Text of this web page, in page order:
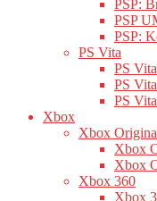
PSP:
PSP
PSP:
PS Vita
PS
PS
PS
Xbox
Xbox
Xbox
Xbox
Xbox 360
Xbox